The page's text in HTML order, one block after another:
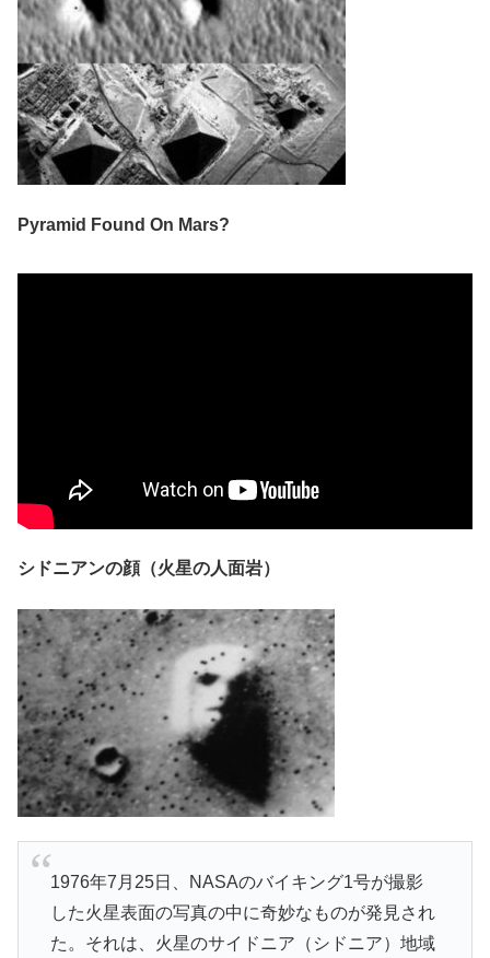
Pyramid Found On Mars?
シドニアンの顔（火星の人面岩）
1976年7月25日、NASAのバイキング1号が撮影
した火星表面の写真の中に奇妙なものが発見され
た。それは、火星のサイドニア（シドニア）地域